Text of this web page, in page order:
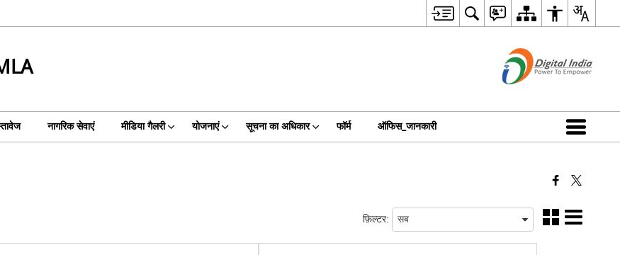
नागरिक सेवाएं मीडिया गैलरी योजनाएं सूचना का अधिकार फॉर्म ऑफिस_जानकारी
फ़िल्टर: